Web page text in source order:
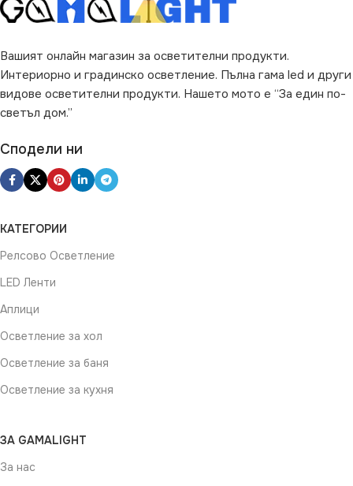
Вашият онлайн магазин за осветителни продукти.
Интериорно и градинско осветление. Пълна гама led и други
видове осветителни продукти. Нашето мото е “За един по-
светъл дом.”
Сподели ни
КАТЕГОРИИ
Релсово Осветление
LED Ленти
Аплици
Осветление за хол
Осветление за баня
Осветление за кухня
ЗА GAMALIGHT
За нас